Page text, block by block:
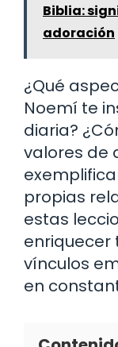
Biblia:
adoración
¿Qué
Noemí te
diaria?
valores de
propias
estas
enriquecer
vínculos
en